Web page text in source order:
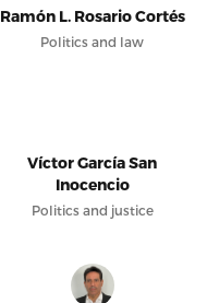
Ramón L. Rosario Cortés
Politics and law
Víctor García San
Inocencio
Politics and justice